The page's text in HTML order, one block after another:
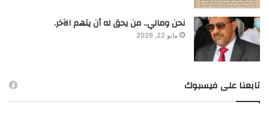
نحن ومالي.. من يحق له أن يتهم الآخر.
مايو 22, 2026
تابعنا على فيسبوك